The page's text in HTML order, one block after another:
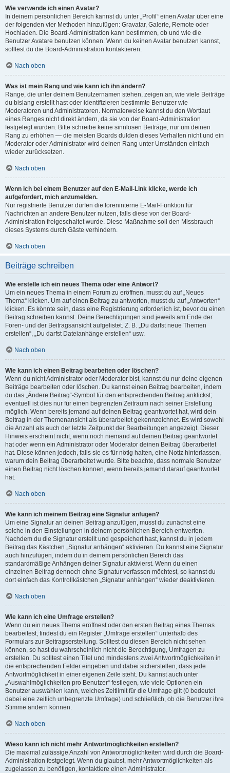
Wie verwende ich einen Avatar?
In deinem persönlichen Bereich kannst du unter „Profil“ einen Avatar über eine
der folgenden vier Methoden hinzufügen: Gravatar, Galerie, Remote oder
Hochladen. Die Board-Administration kann bestimmen, ob und wie die
Benutzer Avatare benutzen können. Wenn du keinen Avatar benutzen kannst,
solltest du die Board-Administration kontaktieren.
Nach oben
Was ist mein Rang und wie kann ich ihn ändern?
Ränge, die unter deinem Benutzernamen stehen, zeigen an, wie viele Beiträge
du bislang erstellt hast oder identifizieren bestimmte Benutzer wie
Moderatoren und Administratoren. Normalerweise kannst du den Wortlaut
eines Ranges nicht direkt ändern, da sie von der Board-Administration
festgelegt wurden. Bitte schreibe keine sinnlosen Beiträge, nur um deinen
Rang zu erhöhen — die meisten Boards dulden dieses Verhalten nicht und ein
Moderator oder Administrator wird deinen Rang unter Umständen einfach
wieder zurücksetzen.
Nach oben
Wenn ich bei einem Benutzer auf den E-Mail-Link klicke, werde ich
aufgefordert, mich anzumelden.
Nur registrierte Benutzer dürfen die foreninterne E-Mail-Funktion für
Nachrichten an andere Benutzer nutzen, falls diese von der Board-
Administration freigeschaltet wurde. Diese Maßnahme soll den Missbrauch
dieses Systems durch Gäste verhindern.
Nach oben
Beiträge schreiben
Wie erstelle ich ein neues Thema oder eine Antwort?
Um ein neues Thema in einem Forum zu eröffnen, musst du auf „Neues
Thema“ klicken. Um auf einen Beitrag zu antworten, musst du auf „Antworten“
klicken. Es könnte sein, dass eine Registrierung erforderlich ist, bevor du einen
Beitrag schreiben kannst. Deine Berechtigungen sind jeweils am Ende der
Foren- und der Beitragsansicht aufgelistet. Z. B. „Du darfst neue Themen
erstellen“, „Du darfst Dateianhänge erstellen“ usw.
Nach oben
Wie kann ich einen Beitrag bearbeiten oder löschen?
Wenn du nicht Administrator oder Moderator bist, kannst du nur deine eigenen
Beiträge bearbeiten oder löschen. Du kannst einen Beitrag bearbeiten, indem
du das „Ändere Beitrag“-Symbol für den entsprechenden Beitrag anklickst;
eventuell ist dies nur für einen begrenzten Zeitraum nach seiner Erstellung
möglich. Wenn bereits jemand auf deinen Beitrag geantwortet hat, wird dein
Beitrag in der Themenansicht als überarbeitet gekennzeichnet. Es wird sowohl
die Anzahl als auch der letzte Zeitpunkt der Bearbeitungen angezeigt. Dieser
Hinweis erscheint nicht, wenn noch niemand auf deinen Beitrag geantwortet
hat oder wenn ein Administrator oder Moderator deinen Beitrag überarbeitet
hat. Diese können jedoch, falls sie es für nötig halten, eine Notiz hinterlassen,
warum dein Beitrag überarbeitet wurde. Bitte beachte, dass normale Benutzer
einen Beitrag nicht löschen können, wenn bereits jemand darauf geantwortet
hat.
Nach oben
Wie kann ich meinem Beitrag eine Signatur anfügen?
Um eine Signatur an deinen Beitrag anzufügen, musst du zunächst eine
solche in den Einstellungen in deinem persönlichen Bereich entwerfen.
Nachdem du die Signatur erstellt und gespeichert hast, kannst du in jedem
Beitrag das Kästchen „Signatur anhängen“ aktivieren. Du kannst eine Signatur
auch hinzufügen, indem du in deinem persönlichen Bereich das
standardmäßige Anhängen deiner Signatur aktivierst. Wenn du einen
einzelnen Beitrag dennoch ohne Signatur verfassen möchtest, so kannst du
dort einfach das Kontrollkästchen „Signatur anhängen“ wieder deaktivieren.
Nach oben
Wie kann ich eine Umfrage erstellen?
Wenn du ein neues Thema eröffnest oder den ersten Beitrag eines Themas
bearbeitest, findest du ein Register „Umfrage erstellen“ unterhalb des
Formulars zur Beitragserstellung. Solltest du diesen Bereich nicht sehen
können, so hast du wahrscheinlich nicht die Berechtigung, Umfragen zu
erstellen. Du solltest einen Titel und mindestens zwei Antwortmöglichkeiten in
die entsprechenden Felder eingeben und dabei sicherstellen, dass jede
Antwortmöglichkeit in einer eigenen Zeile steht. Du kannst auch unter
„Auswahlmöglichkeiten pro Benutzer“ festlegen, wie viele Optionen ein
Benutzer auswählen kann, welches Zeitlimit für die Umfrage gilt (0 bedeutet
dabei eine zeitlich unbegrenzte Umfrage) und schließlich, ob die Benutzer ihre
Stimme ändern können.
Nach oben
Wieso kann ich nicht mehr Antwortmöglichkeiten erstellen?
Die maximal zulässige Anzahl von Antwortmöglichkeiten wird durch die Board-
Administration festgelegt. Wenn du glaubst, mehr Antwortmöglichkeiten als
zugelassen zu benötigen, kontaktiere einen Administrator.